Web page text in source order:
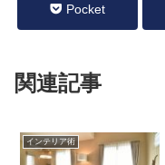
Pocket
関連記事
インテリア術